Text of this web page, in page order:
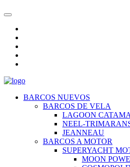
BARCOS NUEVOS
BARCOS DE VELA
LAGOON
NEEL-
JEANNEAU
BARCOS A MOTOR
SUPERYACHT
MOON